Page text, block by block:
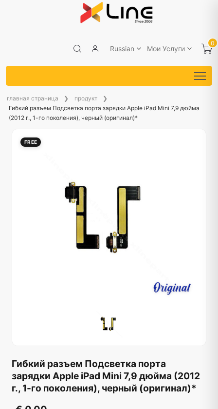
Russian Мои Услуги
0
главная страница
продукт
Гибкий разъем Подсветка порта зарядки Apple iPad Mini 7,9 дюйма
(2012 г., 1-го поколения), черный (оригинал)*
FREE
Гибкий разъем Подсветка порта
зарядки Apple iPad Mini 7,9 дюйма (2012
г., 1-го поколения), черный (оригинал)*